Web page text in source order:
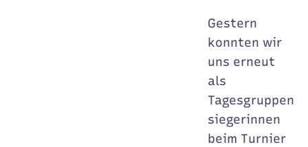
Gestern
konnten wir
uns erneut
als
Tagesgruppen
siegerinnen
beim Turnier